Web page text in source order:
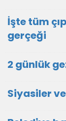
İşte tüm
gerçeği
2 günlük
Siyasiler